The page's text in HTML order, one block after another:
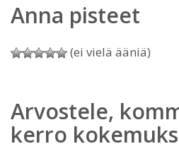
Anna pisteet
(ei vielä ääniä)
Arvostele,
kerro